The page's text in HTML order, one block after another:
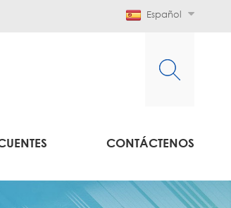
Español
CONTÁCTENOS